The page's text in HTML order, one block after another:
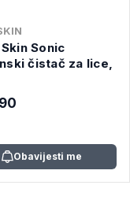
Sonic
čistač za lice,
Obavijesti me